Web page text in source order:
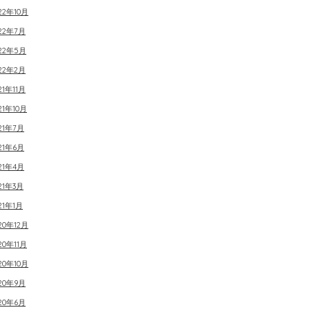
年10月
年7月
年5月
年2月
年11月
年10月
年7月
年6月
年4月
年3月
年1月
年12月
年11月
年10月
年9月
年6月